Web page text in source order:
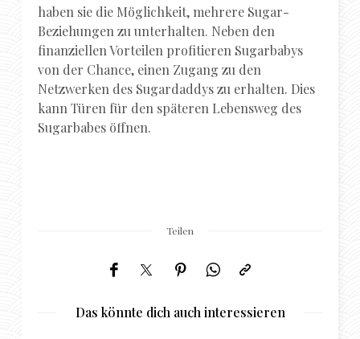
haben sie die Möglichkeit, mehrere Sugar-
Beziehungen zu unterhalten. Neben den
finanziellen Vorteilen profitieren Sugarbabys
von der Chance, einen Zugang zu den
Netzwerken des Sugardaddys zu erhalten. Dies
kann Türen für den späteren Lebensweg des
Sugarbabes öffnen.
Teilen
Das könnte dich auch interessieren